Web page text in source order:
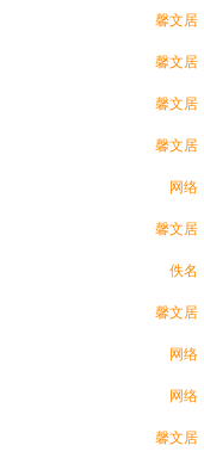
馨文居
馨文居
馨文居
馨文居
网络
馨文居
佚名
馨文居
网络
网络
馨文居